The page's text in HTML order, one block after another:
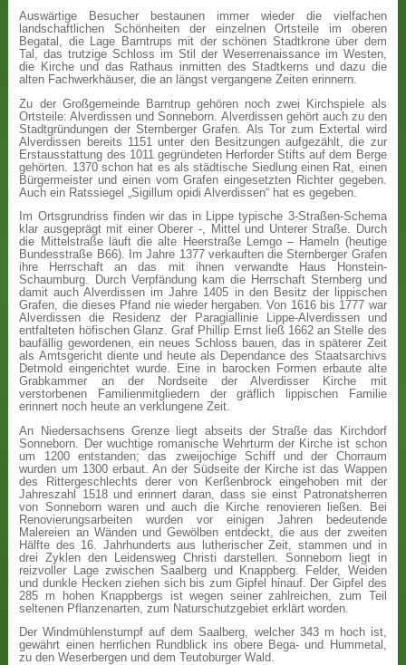
Auswärtige Besucher bestaunen immer wieder die vielfachen
landschaftlichen Schönheiten der einzelnen Ortsteile im oberen
Begatal, die Lage Barntrups mit der schönen Stadtkrone über dem
Tal, das trutzige Schloss im Stil der Weserrenaissance im Westen,
die Kirche und das Rathaus inmitten des Stadtkerns und dazu die
alten Fachwerkhäuser, die an längst vergangene Zeiten erinnern.
Zu der Großgemeinde Barntrup gehören noch zwei Kirchspiele als
Ortsteile: Alverdissen und Sonneborn. Alverdissen gehört auch zu den
Stadtgründungen der Sternberger Grafen. Als Tor zum Extertal wird
Alverdissen bereits 1151 unter den Besitzungen aufgezählt, die zur
Erstausstattung des 1011 gegründeten Herforder Stifts auf dem Berge
gehörten. 1370 schon hat es als städtische Siedlung einen Rat, einen
Bürgermeister und einen vom Grafen eingesetzten Richter gegeben.
Auch ein Ratssiegel „Sigillum opidi Alverdissen“ hat es gegeben.
Im Ortsgrundriss finden wir das in Lippe typische 3-Straßen-Schema
klar ausgeprägt mit einer Oberer -, Mittel und Unterer Straße. Durch
die Mittelstraße läuft die alte Heerstraße Lemgo – Hameln (heutige
Bundesstraße B66). Im Jahre 1377 verkauften die Sternberger Grafen
ihre Herrschaft an das mit ihnen verwandte Haus Honstein-
Schaumburg. Durch Verpfändung kam die Herrschaft Sternberg und
damit auch Alverdissen im Jahre 1405 in den Besitz der lippischen
Grafen, die dieses Pfand nie wieder hergaben. Von 1616 bis 1777 war
Alverdissen die Residenz der Paragiallinie Lippe-Alverdissen und
entfalteten höfischen Glanz. Graf Phillip Ernst ließ 1662 an Stelle des
baufällig gewordenen, ein neues Schloss bauen, das in späterer Zeit
als Amtsgericht diente und heute als Dependance des Staatsarchivs
Detmold eingerichtet wurde. Eine in barocken Formen erbaute alte
Grabkammer an der Nordseite der Alverdisser Kirche mit
verstorbenen Familienmitgliedern der gräflich lippischen Familie
erinnert noch heute an verklungene Zeit.
An Niedersachsens Grenze liegt abseits der Straße das Kirchdorf
Sonneborn. Der wuchtige romanische Wehrturm der Kirche ist schon
um 1200 entstanden; das zweijochige Schiff und der Chorraum
wurden um 1300 erbaut. An der Südseite der Kirche ist das Wappen
des Rittergeschlechts derer von Kerßenbrock eingehoben mit der
Jahreszahl 1518 und erinnert daran, dass sie einst Patronatsherren
von Sonneborn waren und auch die Kirche renovieren ließen. Bei
Renovierungsarbeiten wurden vor einigen Jahren bedeutende
Malereien an Wänden und Gewölben entdeckt, die aus der zweiten
Hälfte des 16. Jahrhunderts aus lutherischer Zeit, stammen und in
drei Zyklen den Leidensweg Christi darstellen. Sonneborn liegt in
reizvoller Lage zwischen Saalberg und Knappberg. Felder, Weiden
und dunkle Hecken ziehen sich bis zum Gipfel hinauf. Der Gipfel des
285 m hohen Knappbergs ist wegen seiner zahlreichen, zum Teil
seltenen Pflanzenarten, zum Naturschutzgebiet erklärt worden.
Der Windmühlenstumpf auf dem Saalberg, welcher 343 m hoch ist,
gewährt einen herrlichen Rundblick ins obere Bega- und Hummetal,
zu den Weserbergen und dem Teutoburger Wald.